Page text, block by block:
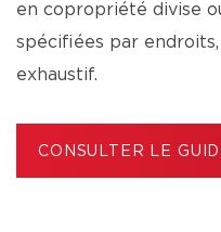
en copropriété divise
spécifiées par endroits,
exhaustif.
CONSULTER LE